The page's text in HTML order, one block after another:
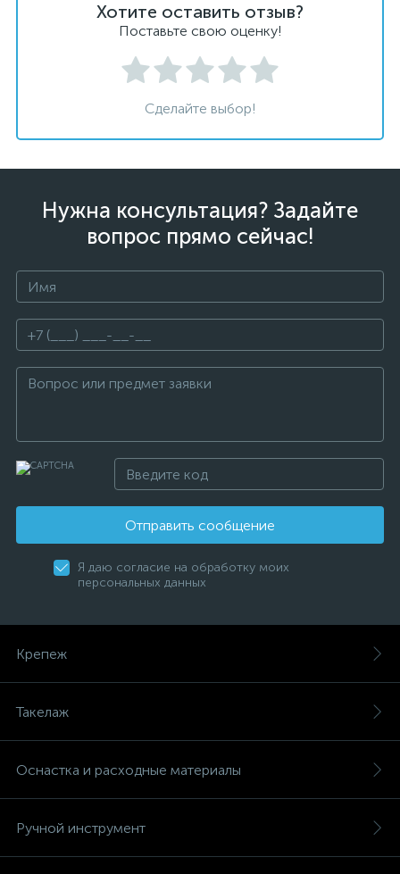
Хотите оставить отзыв?
Поставьте свою оценку!
Сделайте выбор!
Нужна консультация? Задайте
вопрос прямо сейчас!
Отправить сообщение
Я даю согласие на обработку моих
персональных данных
Крепеж
Такелаж
Оснастка и расходные материалы
Ручной инструмент